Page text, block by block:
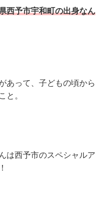
西予市宇和町の出身なん
あって、子どもの頃から
と。
は西予市のスペシャルア